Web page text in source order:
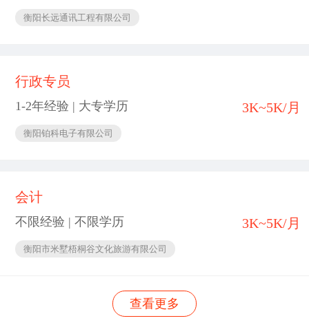
衡阳长远通讯工程有限公司
行政专员
1-2年经验 | 大专学历
衡阳铂科电子有限公司
3K~5K/月
会计
不限经验 | 不限学历
衡阳市米墅梧桐谷文化旅游有限公司
3K~5K/月
查看更多